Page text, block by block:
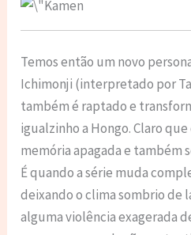
Temos então um novo
Ichimonji (interpretado por
também é raptado e
igualzinho a Hongo. Claro
memória apagada e também
É quando a série muda
deixando o clima sombrio de
alguma violência exagerada